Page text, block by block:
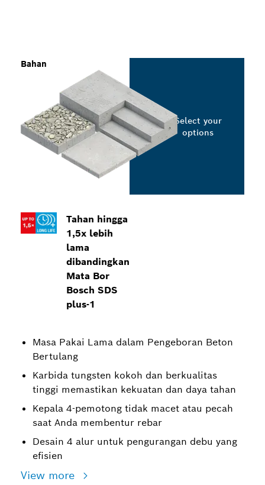
Tahan hingga
1,5x lebih
lama
dibandingkan
Mata Bor
Bosch SDS
plus-1
Masa Pakai Lama dalam Pengeboran Beton
Bertulang
Karbida tungsten kokoh dan berkualitas
tinggi memastikan kekuatan dan daya tahan
Kepala 4-pemotong tidak macet atau pecah
saat Anda membentur rebar
Desain 4 alur untuk pengurangan debu yang
efisien
View more
Bahan
Select your
options